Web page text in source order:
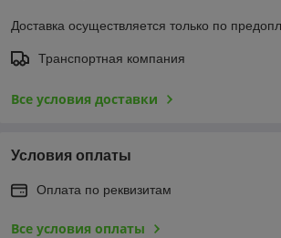
Доставка осуществляется только по
Транспортная компания
Все условия доставки
Условия оплаты
Оплата по реквизитам
Все условия оплаты